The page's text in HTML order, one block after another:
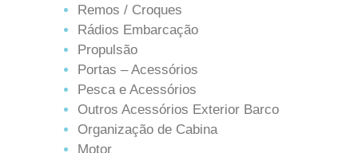
Remos / Croques
Rádios Embarcação
Propulsão
Portas – Acessórios
Pesca e Acessórios
Outros Acessórios Exterior Barco
Organização de Cabina
Motor